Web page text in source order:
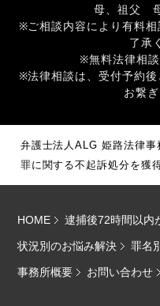
母、祖父
※ご相談内容により有料
了承
※無料法律相談
※法律相談は、受付予約
お繋
弁護士法人ALG 姫路法律事
罪に関する不起訴処分を獲
HOME 逮捕後72時間以内
状況別のお悩み解決 罪名
事務所概要 お問い合わせ